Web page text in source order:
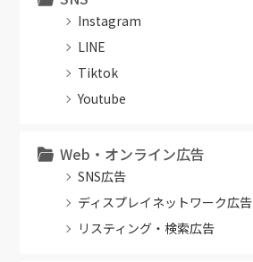
Instagram
LINE
Tiktok
Youtube
Web・オンライン広告
SNS広告
ディスプレイネットワーク広告
リスティング・検索広告